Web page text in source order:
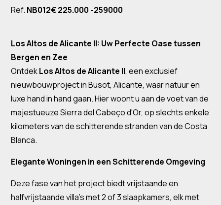
Ref. NB012€ 225.000 -259000
Los Altos de Alicante II: Uw Perfecte Oase tussen
Bergen en Zee
OntdekLos Altos de Alicante II, een exclusief
nieuwbouwproject in Busot, Alicante, waar natuur en
luxe hand in hand gaan. Hier woont u aan de voet van de
majestueuze Sierra del Cabeço d'Or, op slechts enkele
kilometers van de schitterende stranden van de Costa
Blanca.
Elegante Woningen in een Schitterende Omgeving
Deze fase van het project biedt vrijstaande en
halfvrijstaande villa's met 2 of 3 slaapkamers, elk met